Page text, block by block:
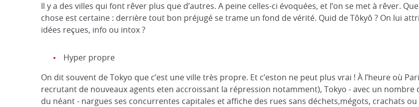
Il y a des villes qui font rêver plus que d’autres. A peine celles-ci évoquées, et l’on se met à rêver.
chose est certaine : derrière tout bon préjugé se trame un fond de vérité. Quid de Tôkyô ? On lui
idées reçues, info ou intox ?
Hyper propre
On dit souvent de Tokyo que c’est une ville très propre. Et c’eston ne peut plus vrai ! À l’heure où
recrutant de nouveaux agents eten accroissant la répression notamment), Tokyo - avec un
du néant - nargues ses concurrentes capitales et affiche des rues sans déchets,mégots, crachats